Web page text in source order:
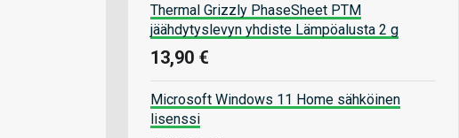
Thermal Grizzly PhaseSheet PTM
jäähdytyslevyn yhdiste Lämpöalusta 2 g
13,90 €
Microsoft Windows 11 Home sähköinen
lisenssi